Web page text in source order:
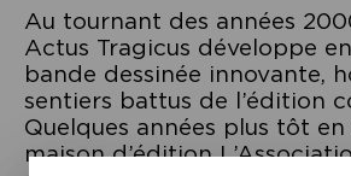
Au tournant des années
Actus Tragicus développe
bande dessinée innovante,
sentiers battus de l’édition
Quelques années plus tôt
maison d’édition